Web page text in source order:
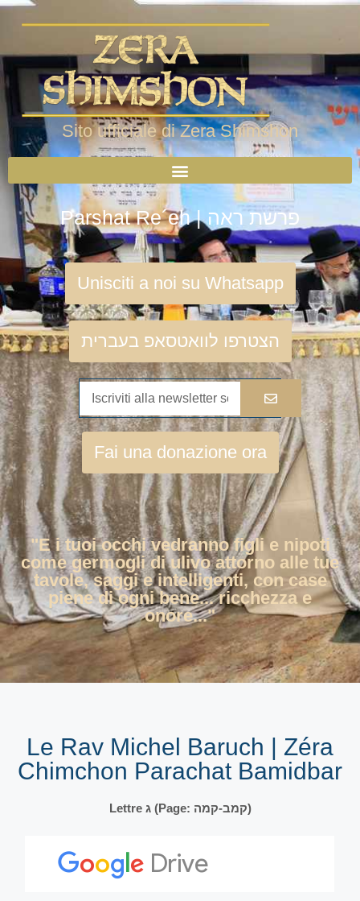
Sito ufficiale di Zera Shimshon
Parshat Re´eh | פרשת ראה
Unisciti a noi su Whatsapp
הצטרפו לוואטסאפ בעברית
Fai una donazione ora
"E i tuoi occhi vedranno figli e nipoti
come germogli di ulivo attorno alle tue
tavole, saggi e intelligenti, con case
piene di ogni bene... ricchezza e
onore..."
Le Rav Michel Baruch | Zéra
Chimchon Parachat Bamidbar
Lettre ג (Page: קמב-קמה)